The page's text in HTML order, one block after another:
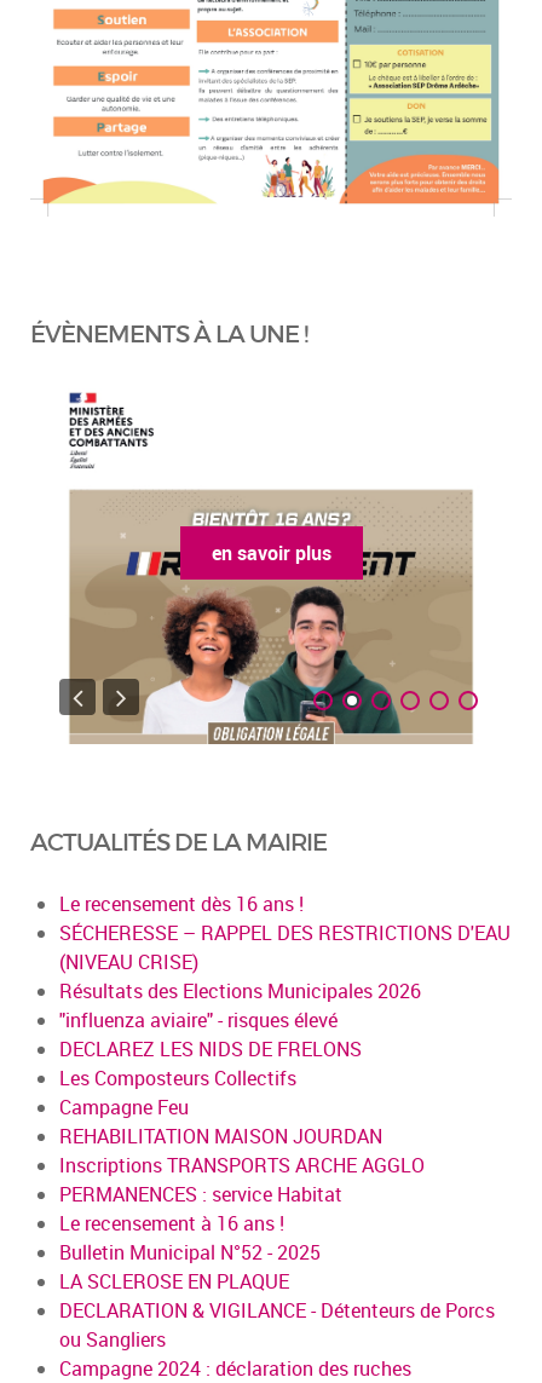
ÉVÈNEMENTS À LA UNE !
en savoir plus
ACTUALITÉS DE LA MAIRIE
Le recensement dès 16 ans !
SÉCHERESSE – RAPPEL DES RESTRICTIONS D'EAU
(NIVEAU CRISE)
Résultats des Elections Municipales 2026
"influenza aviaire" - risques élevé
DECLAREZ LES NIDS DE FRELONS
Les Composteurs Collectifs
Campagne Feu
REHABILITATION MAISON JOURDAN
Inscriptions TRANSPORTS ARCHE AGGLO
PERMANENCES : service Habitat
Le recensement à 16 ans !
Bulletin Municipal N°52 - 2025
LA SCLEROSE EN PLAQUE
DECLARATION & VIGILANCE - Détenteurs de Porcs
ou Sangliers
Campagne 2024 : déclaration des ruches